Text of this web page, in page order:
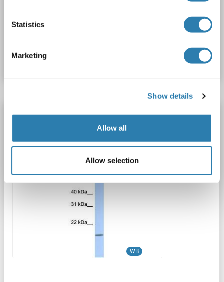
Statistics
Marketing
Show details
Allow all
Allow selection
Datenblatt
CLECL1 Antikörper (N-Term)
Reaktivität: Human WB
Polyclonal
unconjugated
WB